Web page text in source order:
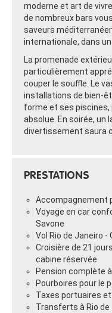
moderne et art de
de nombreux bars
saveurs
internationale, dans
La promenade
particulièrement
couper le souffle. Le
installations de bien-
forme et ses
absolue. En soirée, un
divertissement saura
PRESTATIONS
Accompagnement
Voyage en car
Savone
Vol Rio de Janeiro
Croisière de 21
cabine réservée
Pension complète
Pourboires pour le
Taxes portuaires
Transferts à Rio de